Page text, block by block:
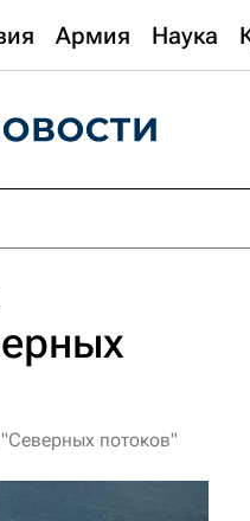
Армия Наука
потоков"